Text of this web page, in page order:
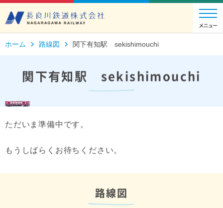
ホーム 路線図 関下有知駅 sekishimouchi
関下有知駅 sekishimouchi
ただいま準備中です。
もうしばらくお待ちください。
路線図